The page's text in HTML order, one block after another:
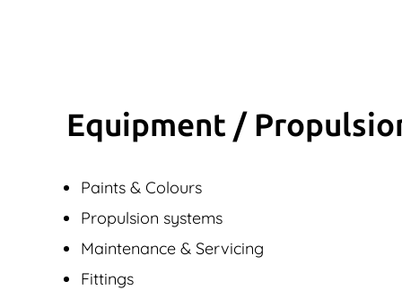
Equipment /
Paints & Colours
Propulsion systems
Maintenance & Servicing
Fittings